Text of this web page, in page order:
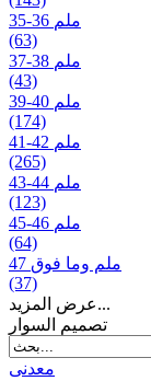
35-36 ملم
(63)
37-38 ملم
(43)
39-40 ملم
(174)
41-42 ملم
(265)
43-44 ملم
(123)
45-46 ملم
(64)
47 ملم وما فوق
(37)
عرض المزيد...
تصمیم السوار
معدنی